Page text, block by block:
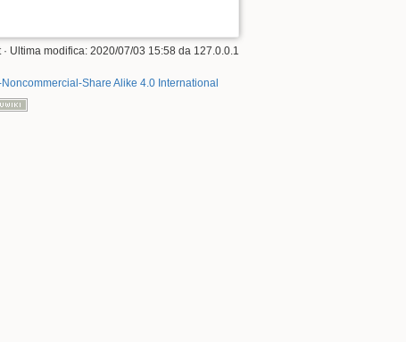
· Ultima modifica: 2020/07/03 15:58 da 127.0.0.1
Share Alike 4.0 International